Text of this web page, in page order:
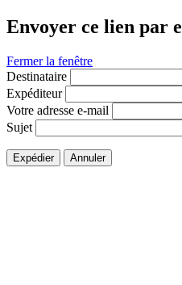
Envoyer ce lien par
Fermer la fenêtre
Destinataire
Expéditeur
Votre adresse e-mail
Sujet
Expédier Annuler